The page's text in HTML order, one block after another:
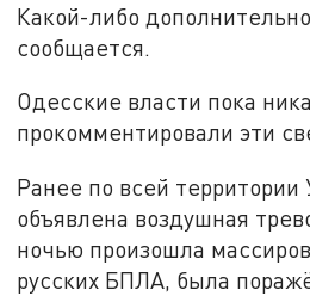
Какой-либо
сообщается.
Одесские власти пока
прокомментировали эти
Ранее по всей
объявлена воздушная
ночью произошла
русских БПЛА, была